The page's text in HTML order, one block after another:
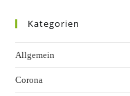
Kategorien
Allgemein
Corona